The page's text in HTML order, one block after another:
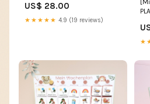
US$ 28.00
★★★★★ 4.9 (19 reviews)